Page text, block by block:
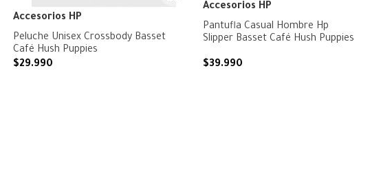
Accesorios HP
Peluche Unisex Crossbody Basset
Café Hush Puppies
$29.990
Accesorios HP
Pantufla Casual Hombre Hp
Slipper Basset Café Hush Puppies
$39.990